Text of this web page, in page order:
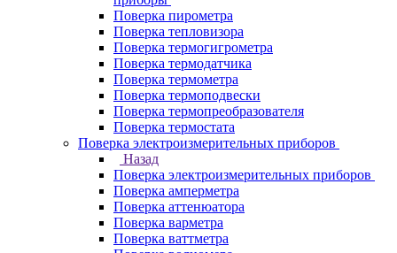
Поверка пирометра
Поверка тепловизора
Поверка термогигрометра
Поверка термодатчика
Поверка термометра
Поверка термоподвески
Поверка термопреобразователя
Поверка термостата
Поверка электроизмерительных приборов
Назад
Поверка электроизмерительных приборов
Поверка амперметра
Поверка аттенюатора
Поверка варметра
Поверка ваттметра